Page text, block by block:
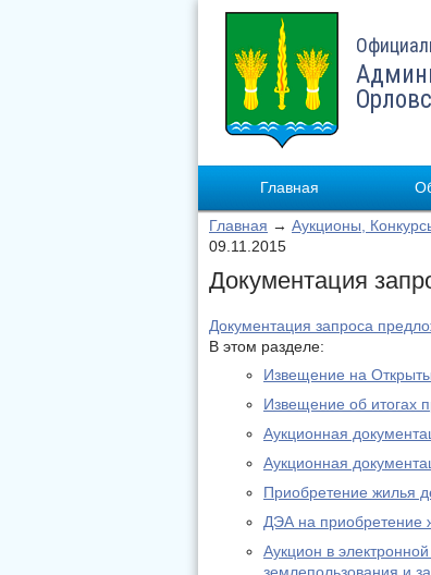
Главная
Главная → Аукционы,
09.11.2015
Документация
Документация запроса
В этом разделе:
Извещение на
Извещение об итогах
Аукционная
Аукционная
Приобретение жилья
ДЭА на приобретение
Аукцион в